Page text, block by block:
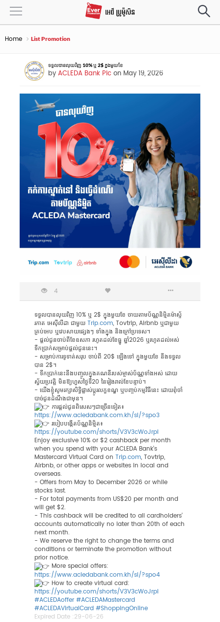
Home List Promotion
ទទួលបានលុយវិញ 10% ឬ 2$ ក្នុងមួយខែ
byACLEDA Bank Plc on May 19, 2026
4
ទទួលបានលុយវិញ 10% ឬ 2$ ក្នុងមួយខែ ចាយតាមប័ណ្ណនិម្មិតម៉ាស្ទ័
រកាត អេស៊ីលីដា ជាមួយ Trip.com, Tovtrip, Airbnb ឬជាមួយ
គ្រប់អេប ឬវេបសាយផ្សេងៗ ទាំងក្នុង និងក្រៅប្រទេស។
- ផ្តល់ជូនចាប់ពីខែឧសភា រហូតដល់ខែធ្នូ ឆ្នាំ2026 ឬរហូតដល់អស់
ទឹកប្រាក់សម្រាប់ផ្តល់ជូននេះ។
- សម្រាប់ការទូទាត់សរុប ចាប់ពី 20$ ឡើងទៅ ក្នុងមួយខែ នឹងទទួល
បាន 2$។
- ទឹកប្រាក់នេះនឹងបញ្ចូលក្នុងគណនីរបស់ម្ចាស់ប័ណ្ណទាំងអស់ ដោយ
ស្វ័យប្រវត្តិ មិនឱ្យហួសថ្ងៃទី20 នៃរៀងរាល់ខែបន្ទាប់។
- យើងខ្ញុំសូមរក្សាសិទ្ធិផ្លាស់ប្តូរលក្ខខណ្ឌ ឬបញ្ចប់កម្មវិធីនេះ ដោយពុំចាំ
បាច់ជូនដំណឹងជាមុន។
ការផ្តល់ជូនពិសេសៗជាច្រើនទៀត៖
https://www.acledabank.com.kh/sl/?spo3
របៀបបង្កើតប័ណ្ណនិម្មិត៖
https://youtube.com/shorts/V3V3cWoJrpI
Enjoy exclusive 10% or $2 cashback per month
when you spend with your ACLEDA Bank's
Mastercard Virtual Card on Trip.com, Tovtrip,
Airbnb, or other apps or websites in local and
overseas.
- Offers from May to December 2026 or while
stocks last.
- For total payments from US$20 per month and
will get $2.
- This cashback will be credited to all cardholders'
accounts automatically no later than 20th of each
next month.
- We reserve the right to change the terms and
conditions or terminate the promotion without
prior notice.
More special offers:
https://www.acledabank.com.kh/sl/?spo4
How to create virtual card:
https://youtube.com/shorts/V3V3cWoJrpI
#ACLEDAoffer #ACLEDAMastercard
#ACLEDAVirtualCard #ShoppingOnline
Expired Date :29-06-26